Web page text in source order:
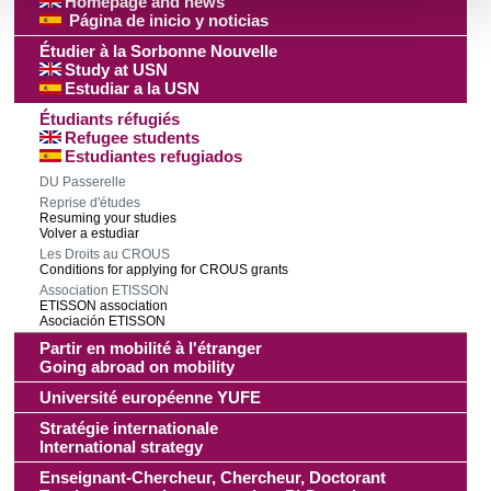
personnelles et définir vos préférences, reportez-vous à la
section « Détails ». Vous pouvez modifier ou retirer votre
consentement à tout moment à partir de la déclaration sur
les cookies.
Les cookies nous permettent de personnaliser le contenu
et les annonces, d'offrir des fonctionnalités relatives aux
médias sociaux et d'analyser notre trafic. Nous
partageons également des informations sur l'utilisation de
notre site avec nos partenaires de médias sociaux, de
publicité et d'analyse, qui peuvent combiner celles-ci avec
d'autres informations que vous leur avez fournies ou qu'ils
ont collectées lors de votre utilisation de leurs services.
Página de inicio y noticias
Étudier à la Sorbonne Nouvelle
Study at USN
Estudiar a la USN
Étudiants réfugiés
Refugee students
Estudiantes refugiados
DU Passerelle
Reprise d'études
Resuming your studies
Volver a estudiar
Les Droits au CROUS
Conditions for applying for CROUS grants
Association ETISSON
ETISSON association
Asociación ETISSON
Partir en mobilité à l'étranger
Going abroad on mobility
Université européenne YUFE
Stratégie internationale
International strategy
Enseignant-Chercheur, Chercheur, Doctorant